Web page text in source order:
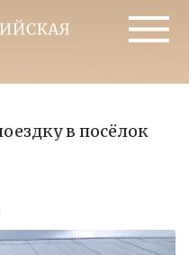
в посёлок